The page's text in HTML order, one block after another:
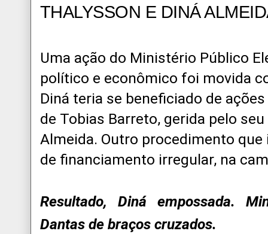
THALYSSON E DINÁ
Uma ação do Ministério Público
político e econômico foi movida
Diná teria se beneficiado de
de Tobias Barreto, gerida pelo
Almeida. Outro procedimento
de financiamento irregular, na
Resultado, Diná empossada.
Dantas de braços cruzados.